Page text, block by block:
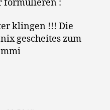
formulieren :
klingen !!! Die
gescheites zum